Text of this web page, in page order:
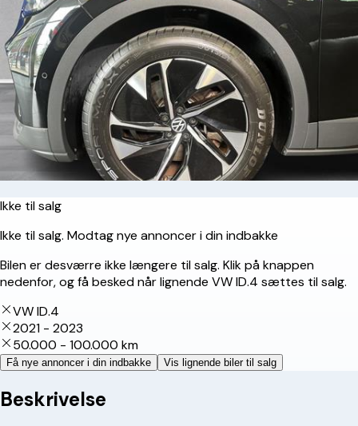
Ikke til salg
Ikke til salg. Modtag nye annoncer i din indbakke
Bilen er desværre ikke længere til salg. Klik på knappen
nedenfor, og få besked når lignende VW ID.4 sættes til salg.
VW ID.4
2021 - 2023
50.000 - 100.000 km
Få nye annoncer i din indbakke Vis lignende biler til salg
Beskrivelse